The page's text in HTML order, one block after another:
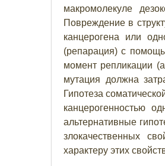
макромолекуле
Повреждение в
канцерогена или
(репарация) с
момент репликации
мутация должна
Гипотеза
канцерогенностью
альтернативные
злокачественных
характеру этих